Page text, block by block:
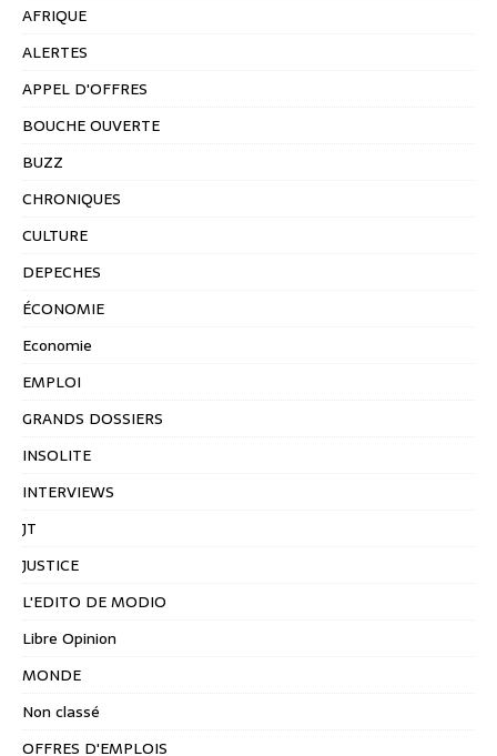
AFRIQUE
ALERTES
APPEL D'OFFRES
BOUCHE OUVERTE
BUZZ
CHRONIQUES
CULTURE
DEPECHES
ÉCONOMIE
Economie
EMPLOI
GRANDS DOSSIERS
INSOLITE
INTERVIEWS
JT
JUSTICE
L'EDITO DE MODIO
Libre Opinion
MONDE
Non classé
OFFRES D'EMPLOIS